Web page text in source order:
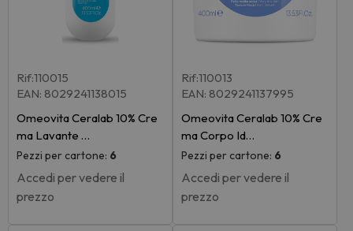
Rif:110015
EAN: 8029241138015
Omeovita Ceralab 10% Cre
ma Lavante …
Pezzi per cartone: 6
Accedi per vedere il
prezzo
Rif:110013
EAN: 8029241137995
Omeovita Ceralab 10% Cre
ma Corpo Id…
Pezzi per cartone: 6
Accedi per vedere il
prezzo